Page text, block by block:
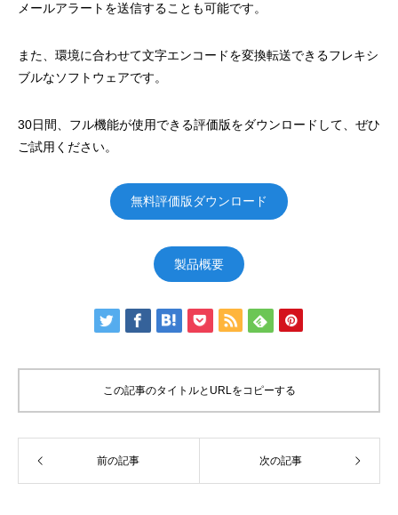
メールアラートを送信することも可能です。
また、環境に合わせて文字エンコードを変換転送できるフレキシ
ブルなソフトウェアです。
30日間、フル機能が使用できる評価版をダウンロードして、ぜひ
ご試用ください。
無料評価版ダウンロード
製品概要
この記事のタイトルとURLをコピーする
前の記事 次の記事